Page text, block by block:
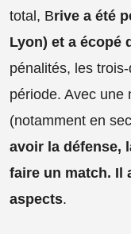
total, Brive a été
Lyon) et a écopé
pénalités, les
période. Avec une
(notamment en
avoir la défense,
faire un match. Il
aspects.